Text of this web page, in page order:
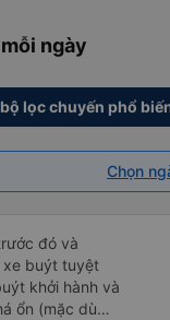
ngày
lọc chuyến phổ
Chọn
đó và
xe buýt tuyệt
khởi hành và
ổn (mặc dù